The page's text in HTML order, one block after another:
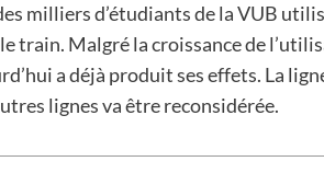
milliers d’étudiants de la VUB
train. Malgré la croissance de
a déjà produit ses effets. La
lignes va être reconsidérée.